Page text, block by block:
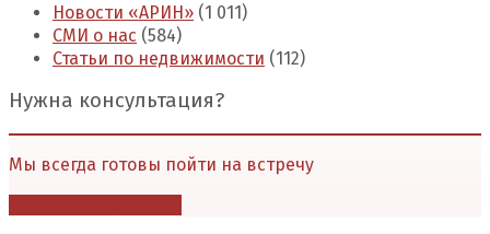
Новости «АРИН» (1 011)
СМИ о нас (584)
Статьи по недвижимости (112)
Нужна консультация?
Мы всегда готовы пойти на встречу